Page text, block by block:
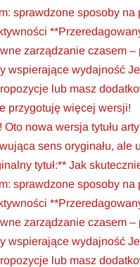
sprawdzone sposoby na
zarządzanie czasem –
wspierające wydajność
lub masz
przygotuję więcej wersji!
Oto nowa wersja tytułu
sens oryginału, ale
tytuł:** Jak
sprawdzone sposoby na
zarządzanie czasem –
wspierające wydajność
lub masz